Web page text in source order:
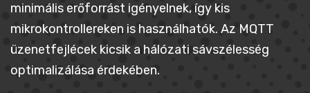
minimális erőforrást igényelnek, így kis
mikrokontrollereken is használhatók. Az MQTT
üzenetfejlécek kicsik a hálózati sávszélesség
optimalizálása érdekében.